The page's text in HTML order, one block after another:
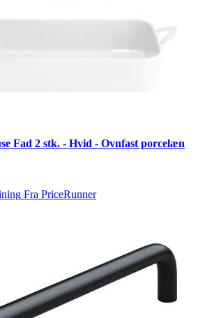
Fad 2 stk. - Hvid - Ovnfast porcelæn
Fra PriceRunner